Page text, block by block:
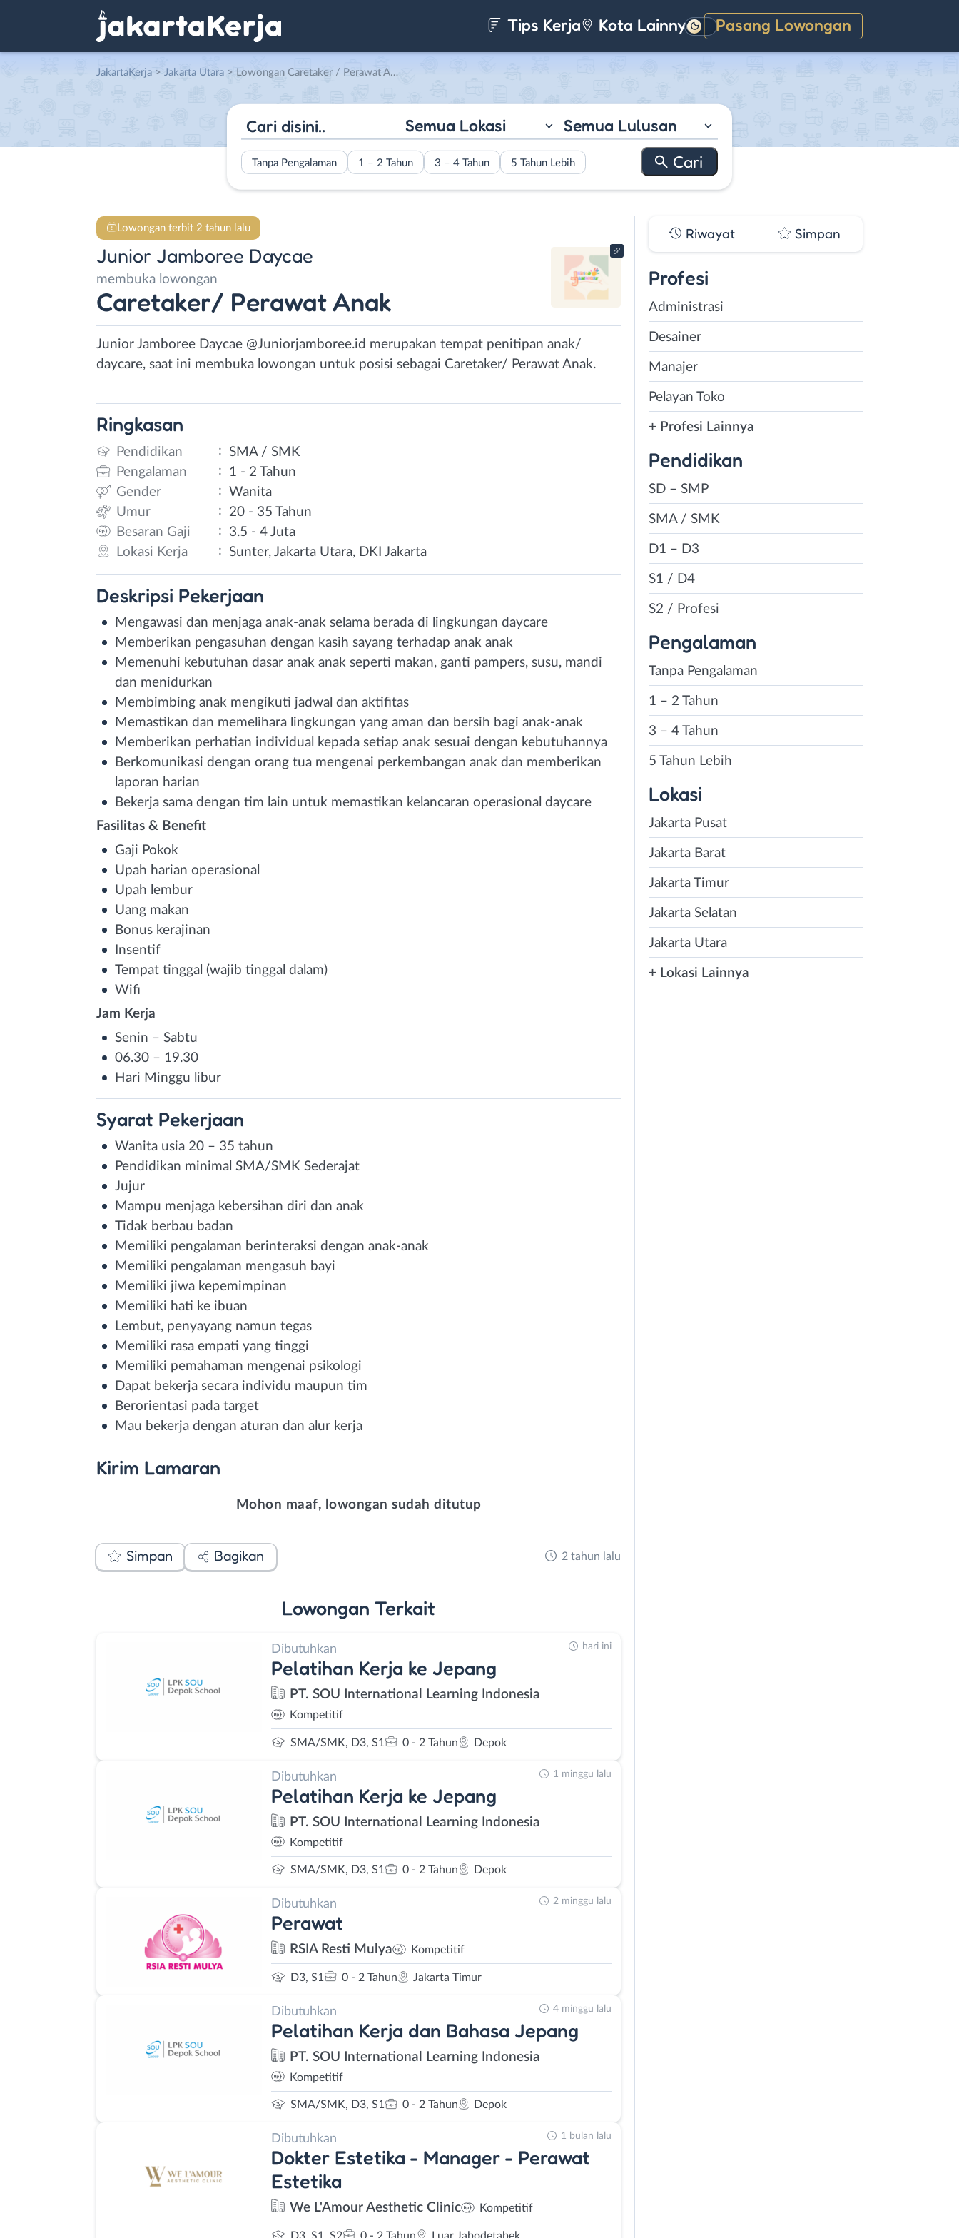
Tips Kerja Kota Lainnya Pasang Lowongan
Gelap
JakartaKerja > Jakarta Utara > Lowongan Caretaker / Perawat Anak di Junior Jamboree Daycae
Semua Lokasi Semua Lulusan
Tanpa Pengalaman 1 – 2 Tahun 3 – 4 Tahun 5 Tahun Lebih
Lowongan terbit 2 tahun lalu
Junior Jamboree Daycae
membuka lowongan
Caretaker/ Perawat Anak
Junior Jamboree Daycae @Juniorjamboree.id merupakan tempat penitipan anak/
daycare, saat ini membuka lowongan untuk posisi sebagai Caretaker/ Perawat Anak.
Ringkasan
Pendidikan : SMA / SMK
Pengalaman
:
1 - 2 Tahun
Gender
: Wanita
Umur
:
20 - 35 Tahun
Besaran Gaji
:
3.5 - 4 Juta
Lokasi Kerja
: Sunter, Jakarta Utara, DKI Jakarta
Deskripsi Pekerjaan
Mengawasi dan menjaga anak-anak selama berada di lingkungan daycare
Memberikan pengasuhan dengan kasih sayang terhadap anak anak
Memenuhi kebutuhan dasar anak anak seperti makan, ganti pampers, susu, mandi
dan menidurkan
Membimbing anak mengikuti jadwal dan aktifitas
Memastikan dan memelihara lingkungan yang aman dan bersih bagi anak-anak
Memberikan perhatian individual kepada setiap anak sesuai dengan kebutuhannya
Berkomunikasi dengan orang tua mengenai perkembangan anak dan memberikan
laporan harian
Bekerja sama dengan tim lain untuk memastikan kelancaran operasional daycare
Fasilitas & Benefit
Gaji Pokok
Upah harian operasional
Upah lembur
Uang makan
Bonus kerajinan
Insentif
Tempat tinggal (wajib tinggal dalam)
Wifi
Jam Kerja
Senin – Sabtu
06.30 – 19.30
Hari Minggu libur
Syarat Pekerjaan
Wanita usia 20 – 35 tahun
Pendidikan minimal SMA/SMK Sederajat
Jujur
Mampu menjaga kebersihan diri dan anak
Tidak berbau badan
Memiliki pengalaman berinteraksi dengan anak-anak
Memiliki pengalaman mengasuh bayi
Memiliki jiwa kepemimpinan
Memiliki hati ke ibuan
Lembut, penyayang namun tegas
Memiliki rasa empati yang tinggi
Memiliki pemahaman mengenai psikologi
Dapat bekerja secara individu maupun tim
Berorientasi pada target
Mau bekerja dengan aturan dan alur kerja
Kirim Lamaran
Mohon maaf, lowongan sudah ditutup
Simpan Bagikan 2 tahun lalu
Lowongan Terkait
Dibutuhkan
Pelatihan Kerja ke Jepang
PT. SOU International Learning Indonesia
Kompetitif
SMA/SMK, D3, S1 0 - 2 Tahun Depok
hari ini
Dibutuhkan
Pelatihan Kerja ke Jepang
PT. SOU International Learning Indonesia
Kompetitif
SMA/SMK, D3, S1 0 - 2 Tahun Depok
1 minggu lalu
Dibutuhkan
Perawat
RSIA Resti Mulya Kompetitif
D3, S1 0 - 2 Tahun Jakarta Timur
2 minggu lalu
Dibutuhkan
Pelatihan Kerja dan Bahasa Jepang
PT. SOU International Learning Indonesia
Kompetitif
SMA/SMK, D3, S1 0 - 2 Tahun Depok
4 minggu lalu
Dibutuhkan
Dokter Estetika - Manager - Perawat
Estetika
We L'Amour Aesthetic Clinic Kompetitif
D3, S1, S2 0 - 2 Tahun Luar Jabodetabek
1 bulan lalu
Riwayat Simpan
Profesi
Administrasi
Desainer
Manajer
Pelayan Toko
+ Profesi Lainnya
Pendidikan
SD – SMP
SMA / SMK
D1 – D3
S1 / D4
S2 / Profesi
Pengalaman
Tanpa Pengalaman
1 – 2 Tahun
3 – 4 Tahun
5 Tahun Lebih
Lokasi
Jakarta Pusat
Jakarta Barat
Jakarta Timur
Jakarta Selatan
Jakarta Utara
+ Lokasi Lainnya